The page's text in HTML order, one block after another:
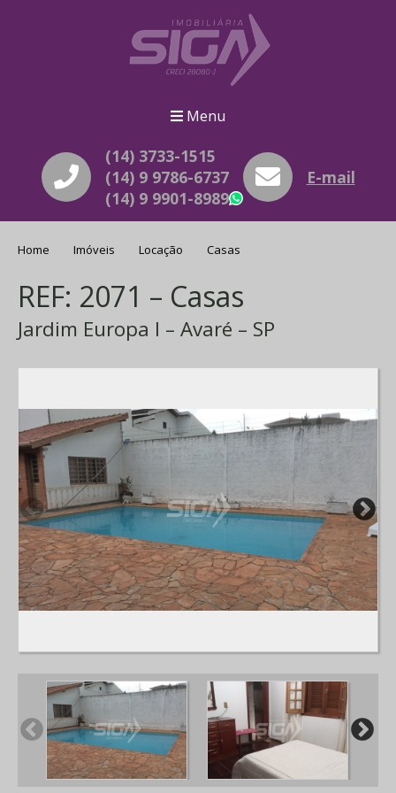
Menu
(14) 3733-1515
(14) 9 9786-6737
(14) 9 9901-8989
WhatsApp
E-mail
Home Imóveis Locação Casas
REF: 2071 – Casas
Jardim Europa I – Avaré – SP